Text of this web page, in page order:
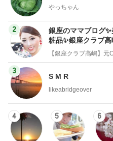
やっちゃん
2
銀座のママブログ
粧品✨銀座クラブ
物でエルメス バ
3
S M R
likeabridgeover
4 5 6